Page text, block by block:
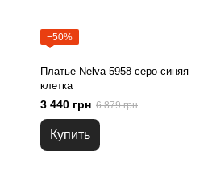
−50%
Платье Nelva 5958 серо-синяя
клетка
3 440 грн 6 879 грн
Купить